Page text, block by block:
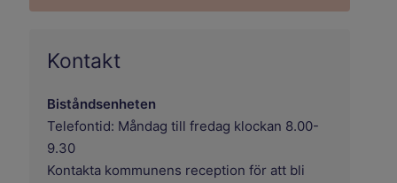
Kontakt
Biståndsenheten
Telefontid: Måndag till fredag klockan 8.00-
9.30
Kontakta kommunens reception för att bli